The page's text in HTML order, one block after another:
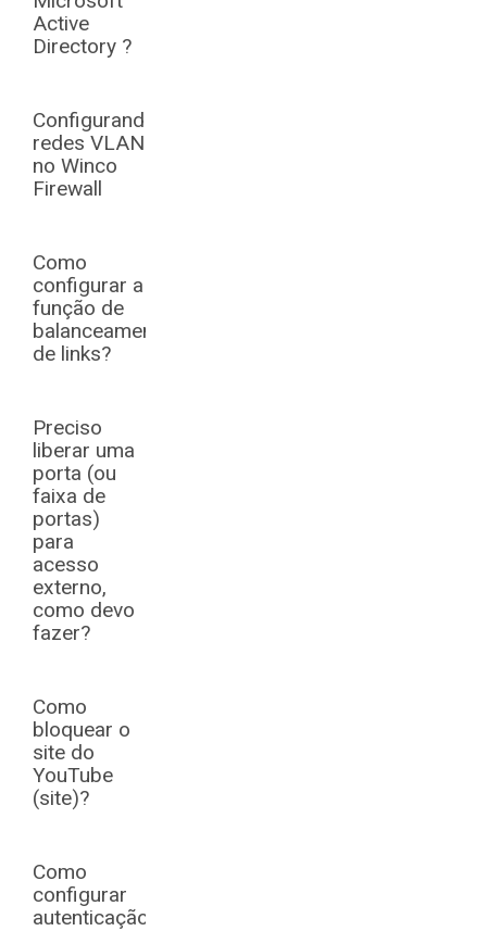
Active
Directory ?
Configurando
redes VLANs
no Winco
Firewall
Como
configurar a
função de
balanceamento
de links?
Preciso
liberar uma
porta (ou
faixa de
portas)
para
acesso
externo,
como devo
fazer?
Como
bloquear o
site do
YouTube
(site)?
Como
configurar
autenticação